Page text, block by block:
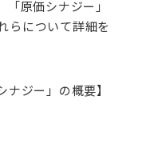
原価シナジー」
らについて詳細を
ナジー」の概要】